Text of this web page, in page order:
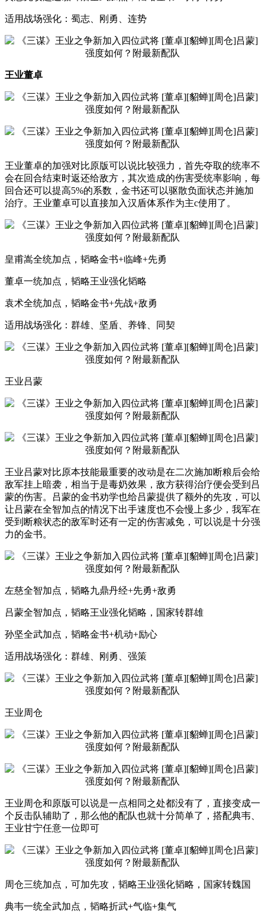
适用战场强化：蜀志、刚勇、连势
王业董卓
王业董卓的加强对比原版可以说比较强力，首先夺取的统率不
会在回合结束时返还给敌方，其次造成的伤害受统率影响，每
回合还可以提高5%的系数，金书还可以驱散负面状态并施加
治疗。王业董卓可以直接加入汉盾体系作为主c使用了。
皇甫嵩全统加点，韬略金书+临峰+先勇
董卓一统加点，韬略王业强化韬略
袁术全统加点，韬略金书+先战+敌勇
适用战场强化：群雄、坚盾、养锋、同契
王业吕蒙
王业吕蒙对比原本技能最重要的改动是在二次施加断粮后会给
敌军挂上暗袭，相当于是毒奶效果，敌方获得治疗便会受到吕
蒙的伤害。吕蒙的金书劝学也给吕蒙提供了额外的先攻，可以
让吕蒙在全智加点的情况下出手速度也不会慢上多少，我军在
受到断粮状态的敌军时还有一定的伤害减免，可以说是十分强
力的金书。
左慈全智加点，韬略九鼎丹经+先勇+敌勇
吕蒙全智加点，韬略王业强化韬略，国家转群雄
孙坚全武加点，韬略金书+机动+励心
适用战场强化：群雄、刚勇、强策
王业周仓
王业周仓和原版可以说是一点相同之处都没有了，直接变成一
个反击队辅助了，那么他的配队也就十分简单了，搭配典韦、
王业甘宁任意一位即可
周仓三统加点，可加先攻，韬略王业强化韬略，国家转魏国
典韦一统全武加点，韬略折武+气临+集气